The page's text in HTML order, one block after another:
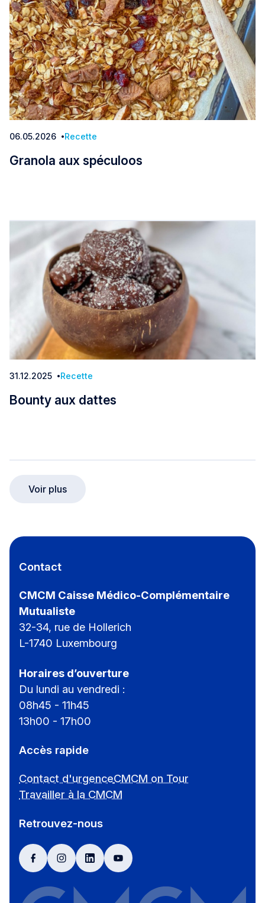
Date:
06.05.2026 Recette
Granola aux spéculoos
Date:
31.12.2025 Recette
Bounty aux dattes
Voir plus
Contact
CMCM Caisse Médico-Complémentaire
Mutualiste
32-34, rue de Hollerich
L-1740 Luxembourg
Horaires d’ouverture
Du lundi au vendredi :
08h45 - 11h45
13h00 - 17h00
Accès rapide
Contact d'urgenceCMCM on Tour
Travailler à la CMCM
Retrouvez-nous
facebookinstagramlinkedinyoutube